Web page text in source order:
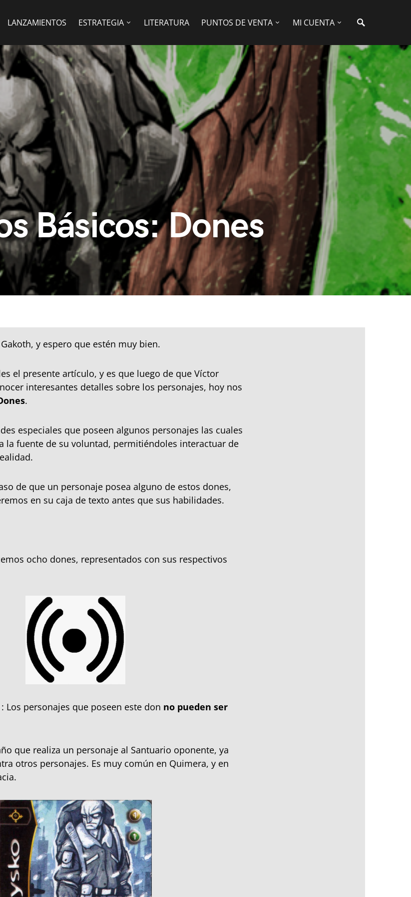
LANZAMIENTOS ESTRATEGIA LITERATURA PUNTOS DE VENTA MI CUENTA
Básicos: Dones
y espero que estén muy bien.
el presente artículo, y es que luego de que Víctor
interesantes detalles sobre los personajes, hoy nos
.
especiales que poseen algunos personajes las cuales
la fuente de su voluntad, permitiéndoles interactuar de
de que un personaje posea alguno de estos dones,
en su caja de texto antes que sus habilidades.
ocho dones, representados con sus respectivos
: Los personajes que poseen este don no pueden ser
que realiza un personaje al Santuario oponente, ya
otros personajes. Es muy común en Quimera, y en